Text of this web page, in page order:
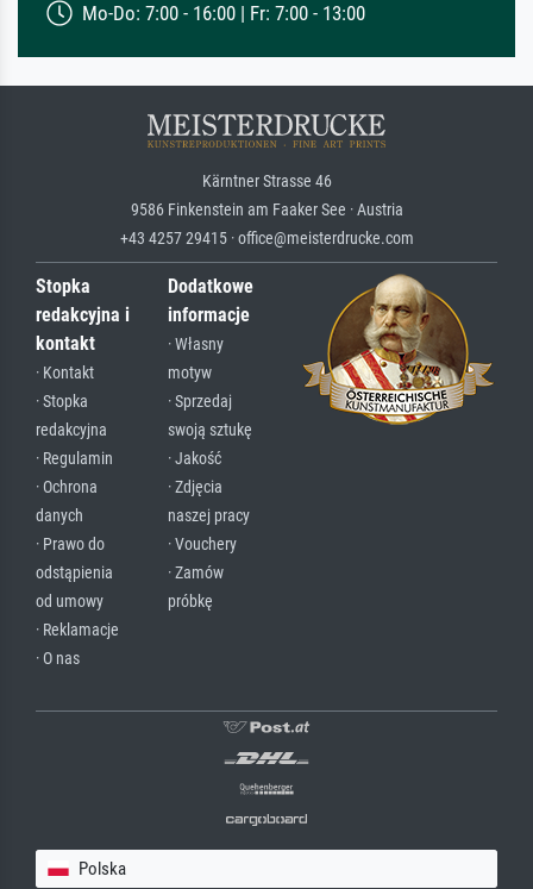
Mo-Do: 7:00 - 16:00 | Fr: 7:00 - 13:00
Kärntner Strasse 46
9586 Finkenstein am Faaker See · Austria
+43 4257 29415 · office@meisterdrucke.com
Stopka
redakcyjna i
kontakt
· Kontakt
· Stopka
redakcyjna
· Regulamin
· Ochrona
danych
· Prawo do
odstąpienia
od umowy
· Reklamacje
· O nas
Dodatkowe
informacje
· Własny
motyw
· Sprzedaj
swoją sztukę
· Jakość
· Zdjęcia
naszej pracy
· Vouchery
· Zamów
próbkę
Polska